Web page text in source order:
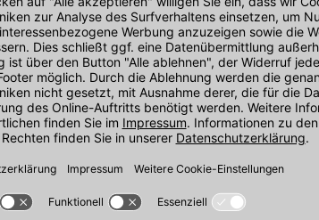
bearbeiten.